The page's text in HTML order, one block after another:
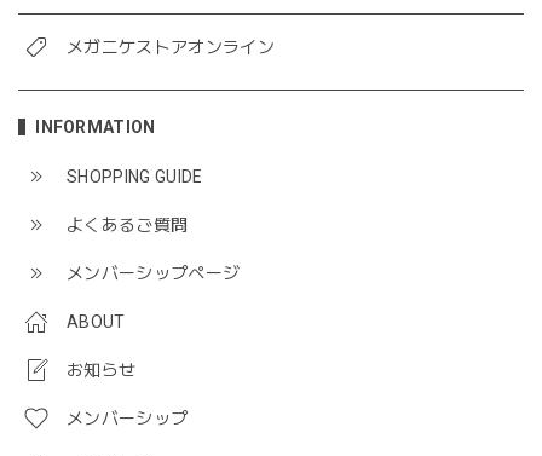
メガニケストアオンライン
INFORMATION
SHOPPING GUIDE
よくあるご質問
メンバーシップページ
ABOUT
お知らせ
メンバーシップ